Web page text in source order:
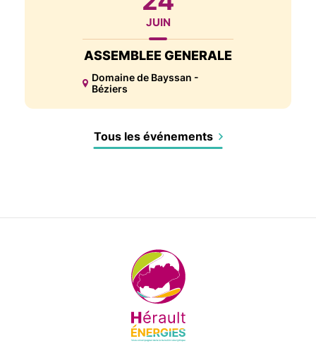
JUIN
ASSEMBLEE GENERALE
Domaine de Bayssan -
Béziers
Tous les événements